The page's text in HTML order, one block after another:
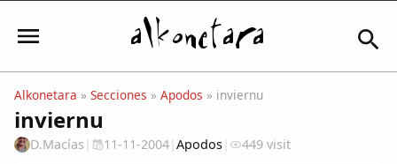
Iniciar sesión
Alkonetara » Secciones » Apodos » inviernu
inviernu
D.Macías | 11-11-2004| Apodos| 449 visit